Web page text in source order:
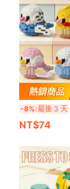
-8% 最後 3 天
NT$74